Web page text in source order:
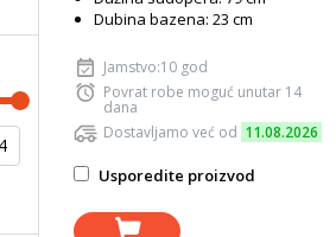
Dubina bazena: 23 cm
Jamstvo:10 god
Povrat robe moguć unutar 14
dana
Dostavljamo već od 11.08.2026
Usporedite proizvod